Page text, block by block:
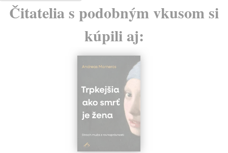
Čitatelia s podobným vkusom si
kúpili aj: